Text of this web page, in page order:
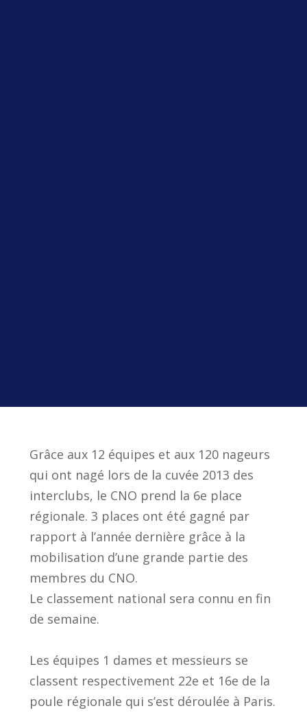
Grâce aux 12 équipes et aux 120 nageurs
qui ont nagé lors de la cuvée 2013 des
interclubs, le CNO prend la 6e place
régionale. 3 places ont été gagné par
rapport à l’année dernière grâce à la
mobilisation d’une grande partie des
membres du CNO.
Le classement national sera connu en fin
de semaine.
Les équipes 1 dames et messieurs se
classent respectivement 22e et 16e de la
poule régionale qui s’est déroulée à Paris.